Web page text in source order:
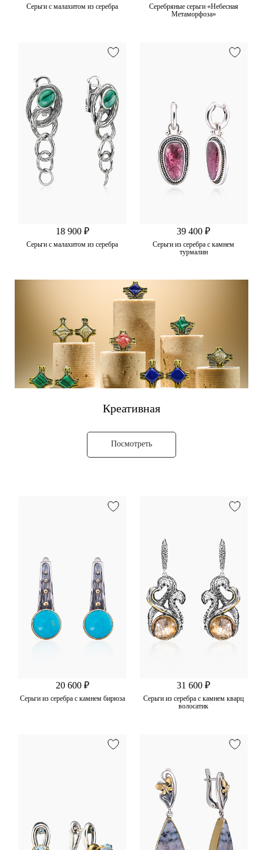
Серьги с малахитом из серебра
Серебряные серьги «Небесная
Метаморфоза»
18 900 ₽
Серьги с малахитом из серебра
39 400 ₽
Серьги из серебра с камнем
турмалин
Креативная
Посмотреть
20 600 ₽
Серьги из серебра с камнем бирюза
31 600 ₽
Серьги из серебра с камнем кварц
волосатик